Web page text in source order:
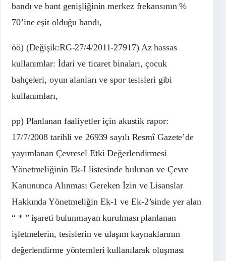
bandı ve bant genişliğinin merkez frekansının %
70’ine eşit olduğu bandı,
öö) (Değişik:RG-27/4/2011-27917) Az hassas
kullanımlar: İdari ve ticaret binaları, çocuk
bahçeleri, oyun alanları ve spor tesisleri gibi
kullanımları,
pp) Planlanan faaliyetler için akustik rapor:
17/7/2008 tarihli ve 26939 sayılı Resmî Gazete’de
yayımlanan Çevresel Etki Değerlendirmesi
Yönetmeliğinin Ek-I listesinde bulunan ve Çevre
Kanununca Alınması Gereken İzin ve Lisanslar
Hakkında Yönetmeliğin Ek-1 ve Ek-2’sinde yer alan
“ * ” işareti bulunmayan kurulması planlanan
işletmelerin, tesislerin ve ulaşım kaynaklarının
değerlendirme yöntemleri kullanılarak oluşması